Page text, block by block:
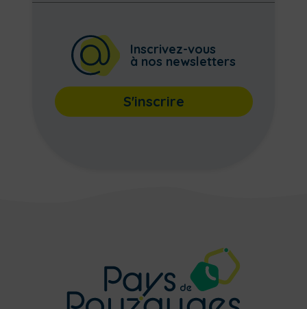
Inscrivez-vous
à nos newsletters
S'inscrire